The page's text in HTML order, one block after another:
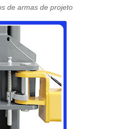
de armas de projeto